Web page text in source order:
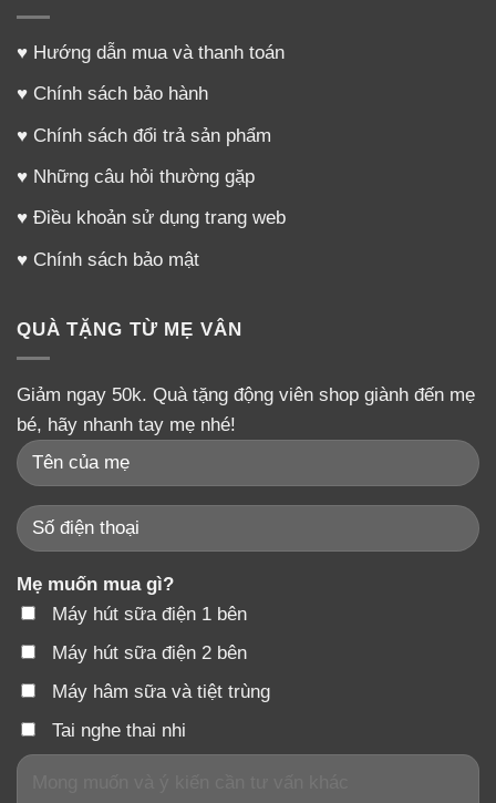
♥ Hướng dẫn mua và thanh toán
♥ Chính sách bảo hành
♥ Chính sách đổi trả sản phẩm
♥ Những câu hỏi thường gặp
♥ Điều khoản sử dụng trang web
♥ Chính sách bảo mật
QUÀ TẶNG TỪ MẸ VÂN
Giảm ngay 50k. Quà tặng động viên shop giành đến mẹ
bé, hãy nhanh tay mẹ nhé!
Mẹ muốn mua gì?
Máy hút sữa điện 1 bên
Máy hút sữa điện 2 bên
Máy hâm sữa và tiệt trùng
Tai nghe thai nhi